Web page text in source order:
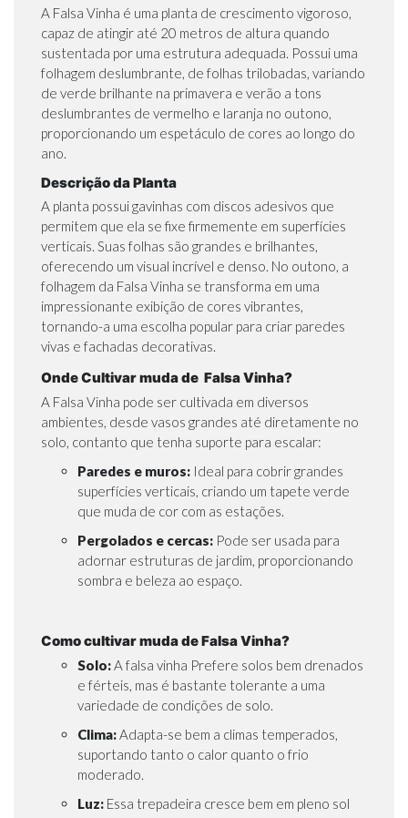
A Falsa Vinha é uma planta de crescimento vigoroso,
capaz de atingir até 20 metros de altura quando
sustentada por uma estrutura adequada. Possui uma
folhagem deslumbrante, de folhas trilobadas, variando
de verde brilhante na primavera e verão a tons
deslumbrantes de vermelho e laranja no outono,
proporcionando um espetáculo de cores ao longo do
ano.
Descrição da Planta
A planta possui gavinhas com discos adesivos que
permitem que ela se fixe firmemente em superfícies
verticais. Suas folhas são grandes e brilhantes,
oferecendo um visual incrível e denso. No outono, a
folhagem da Falsa Vinha se transforma em uma
impressionante exibição de cores vibrantes,
tornando-a uma escolha popular para criar paredes
vivas e fachadas decorativas.
Onde Cultivar muda de Falsa Vinha?
A Falsa Vinha pode ser cultivada em diversos
ambientes, desde vasos grandes até diretamente no
solo, contanto que tenha suporte para escalar:
Paredes e muros: Ideal para cobrir grandes
superfícies verticais, criando um tapete verde
que muda de cor com as estações.
Pergolados e cercas: Pode ser usada para
adornar estruturas de jardim, proporcionando
sombra e beleza ao espaço.
Como cultivar muda de Falsa Vinha?
Solo:A falsa vinha Prefere solos bem drenados
e férteis, mas é bastante tolerante a uma
variedade de condições de solo.
Clima:Adapta-se bem a climas temperados,
suportando tanto o calor quanto o frio
moderado.
Luz: Essa trepadeira cresce bem em pleno sol